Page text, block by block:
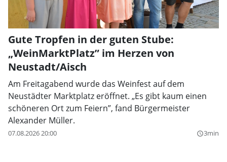
Gute Tropfen in der guten Stube:
„WeinMarktPlatz” im Herzen von
Neustadt/Aisch
Am Freitagabend wurde das Weinfest auf dem
Neustädter Marktplatz eröffnet. „Es gibt kaum einen
schöneren Ort zum Feiern”, fand Bürgermeister
Alexander Müller.
07.08.2026 20:00 query_builder3min